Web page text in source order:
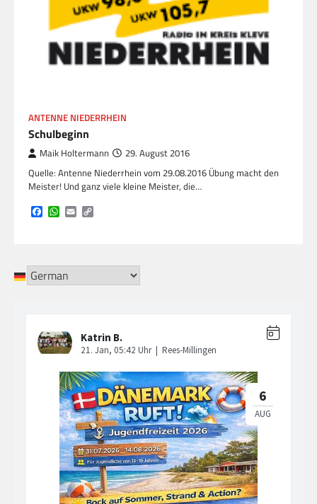
ANTENNE NIEDERRHEIN
Schulbeginn
Maik Holtermann 29. August 2016
Quelle: Antenne Niederrhein vom 29.08.2016 Übung macht den
Meister! Und ganz viele kleine Meister, die…
Facebook
WhatsApp
Email